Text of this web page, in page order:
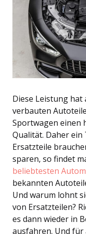
Diese Leistung hat
verbauten
Sportwagen einen
Qualität. Daher ein
Ersatzteile
sparen, so findet
beliebtesten
bekannten
Und warum lohnt
von Ersatzteilen?
es ​dann wieder in
ausfahren. Und für